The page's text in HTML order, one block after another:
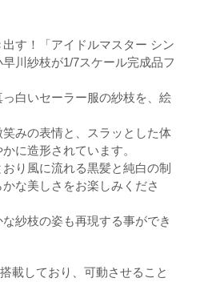
す！「アイドルマスター シン
川紗枝が1/7スケール完成品フ
っ白いセーラー服の紗枝を、絵
みの表情と、スラッとした体
に造形されています。
り風に流れる黒髪と純白の制
な美しさをお楽しみくださ
紗枝の姿も再現する事ができ
載しており、可動させること